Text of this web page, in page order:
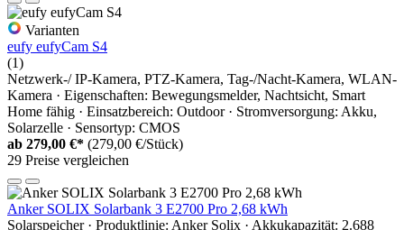
Varianten
eufy eufyCam S4
(1)
Netzwerk-/ IP-Kamera, PTZ-Kamera, Tag-/Nacht-Kamera, WLAN-
Kamera · Eigenschaften: Bewegungsmelder, Nachtsicht, Smart
Home fähig · Einsatzbereich: Outdoor · Stromversorgung: Akku,
Solarzelle · Sensortyp: CMOS
ab 279,00 €* (279,00 €/Stück)
29 Preise vergleichen
Anker SOLIX Solarbank 3 E2700 Pro 2,68 kWh
Solarspeicher · Produktlinie: Anker Solix · Akkukapazität: 2.688